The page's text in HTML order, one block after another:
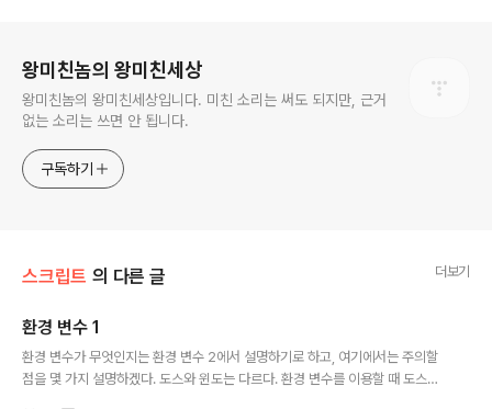
왕미친놈의 왕미친세상
왕미친놈의 왕미친세상입니다. 미친 소리는 써도 되지만, 근거
없는 소리는 쓰면 안 됩니다.
구독하기
스크립트 의 다른 글 더보기
환경 변수 1
환경 변수가 무엇인지는 환경 변수 2에서 설명하기로 하고, 여기에서는 주의할
점을 몇 가지 설명하겠다. 도스와 윈도는 다르다. 환경 변수를 이용할 때 도스와